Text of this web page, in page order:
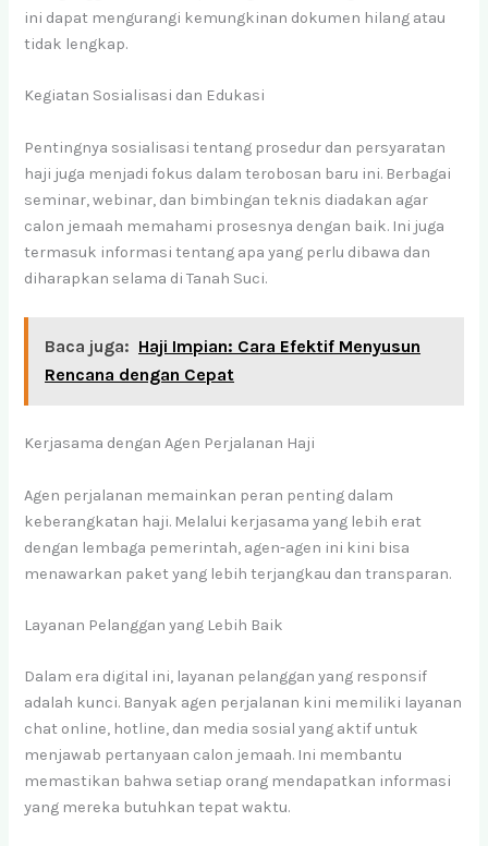
ini dapat mengurangi kemungkinan dokumen hilang atau
tidak lengkap.
Kegiatan Sosialisasi dan Edukasi
Pentingnya sosialisasi tentang prosedur dan persyaratan
haji juga menjadi fokus dalam terobosan baru ini. Berbagai
seminar, webinar, dan bimbingan teknis diadakan agar
calon jemaah memahami prosesnya dengan baik. Ini juga
termasuk informasi tentang apa yang perlu dibawa dan
diharapkan selama di Tanah Suci.
Baca juga: Haji Impian: Cara Efektif Menyusun
Rencana dengan Cepat
Kerjasama dengan Agen Perjalanan Haji
Agen perjalanan memainkan peran penting dalam
keberangkatan haji. Melalui kerjasama yang lebih erat
dengan lembaga pemerintah, agen-agen ini kini bisa
menawarkan paket yang lebih terjangkau dan transparan.
Layanan Pelanggan yang Lebih Baik
Dalam era digital ini, layanan pelanggan yang responsif
adalah kunci. Banyak agen perjalanan kini memiliki layanan
chat online, hotline, dan media sosial yang aktif untuk
menjawab pertanyaan calon jemaah. Ini membantu
memastikan bahwa setiap orang mendapatkan informasi
yang mereka butuhkan tepat waktu.